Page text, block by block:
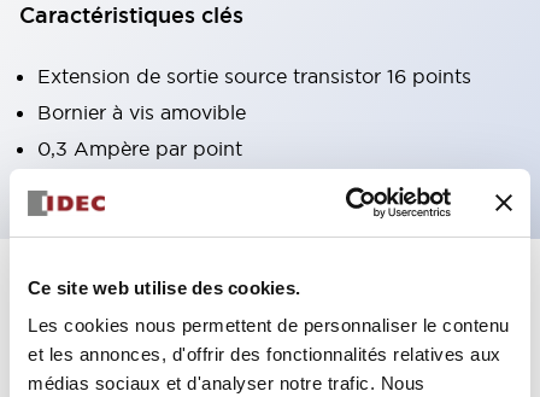
Ce site web utilise des cookies.
Les cookies nous permettent de personnaliser le contenu
et les annonces, d'offrir des fonctionnalités relatives aux
médias sociaux et d'analyser notre trafic. Nous
Caractéristiques clés
Extension de sortie source transistor 16 points
Bornier à vis amovible
0,3 Ampère par point
Spécifications
Certification Specifications